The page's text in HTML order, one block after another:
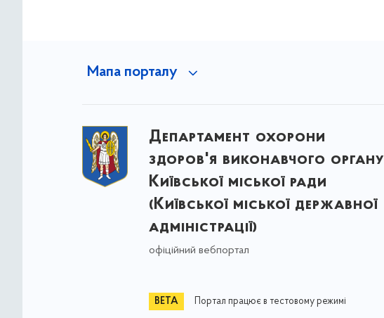
Мапа порталу
Департамент охорони
здоров'я виконавчого органу
Київської міської ради
(Київської міської державної
адміністрації)
офіційний вебпортал
Портал працює в тестовому режимі